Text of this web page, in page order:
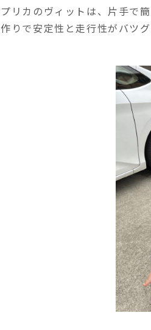
リカのヴィットは、片手で
りで安定性と走行性がバツグ